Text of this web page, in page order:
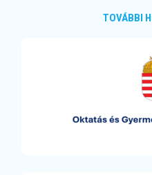
TOVÁBBI